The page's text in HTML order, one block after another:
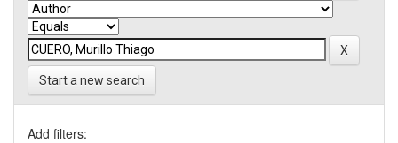
Start a new search
Add filters: